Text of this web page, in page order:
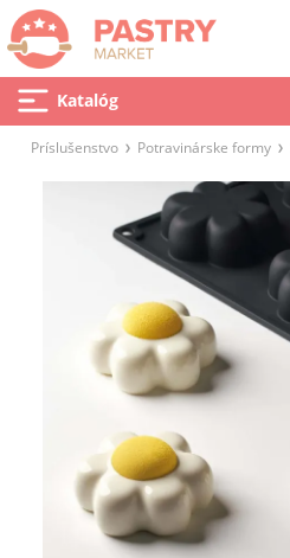
Katalóg
Príslušenstvo Potravinárske formy